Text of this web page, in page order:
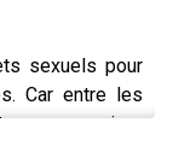
sexuels pour
Car entre les
accessoires